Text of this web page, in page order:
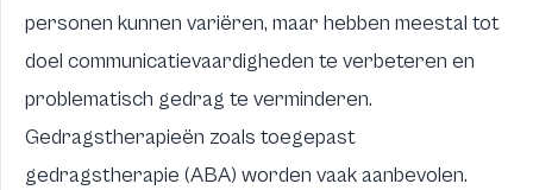
personen kunnen variëren, maar hebben meestal tot
doel communicatievaardigheden te verbeteren en
problematisch gedrag te verminderen.
Gedragstherapieën zoals toegepast
gedragstherapie (ABA) worden vaak aanbevolen.